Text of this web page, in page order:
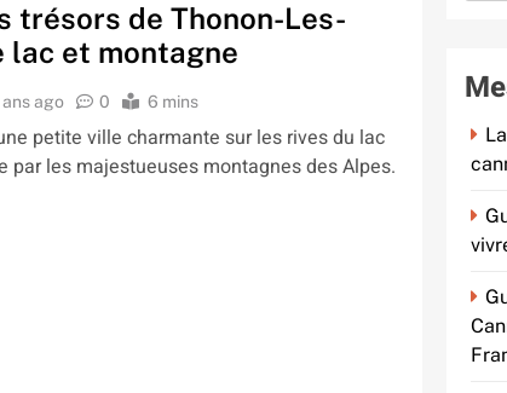
trésors de Thonon-Les-
lac et montagne
ago 0 6 mins
petite ville charmante sur les rives du lac
par les majestueuses montagnes des Alpes.